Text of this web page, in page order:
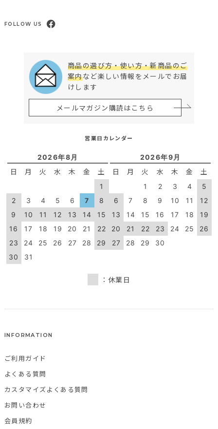
FOLLOW US
商品の選び方・使い方・新商品のご
案内など楽しい情報をメールでお届
けします
メールマガジン購読はこちら
営業日カレンダー
2026年8月
日 月 火 水 木 金 土
1
2
3 4 5 6 7
8
9
10 11 12 13 14
15
16
17 18 19 20 21
22
23
24 25 26 27 28
29
30
31
2026年9月
日 月 火 水 木 金 土
1 2 3 4
5
6
7 8 9 10 11
12
13
14 15 16 17 18
19
20
21 22 23 24 25
26
27
28 29 30
：休業日
INFORMATION
ご利用ガイド
よくある質問
カスタマイズよくある質問
お問い合わせ
会員規約